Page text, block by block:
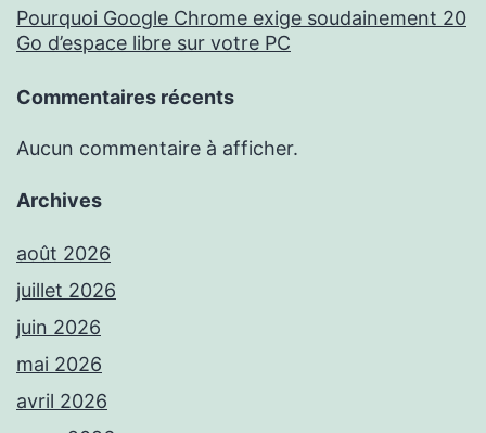
Pourquoi Google Chrome exige soudainement 20
Go d’espace libre sur votre PC
Commentaires récents
Aucun commentaire à afficher.
Archives
août 2026
juillet 2026
juin 2026
mai 2026
avril 2026